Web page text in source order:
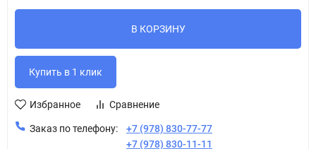
В КОРЗИНУ
Избранное Сравнение
Заказ по телефону:
+7 (978) 830-77-77
+7 (978) 830-11-11